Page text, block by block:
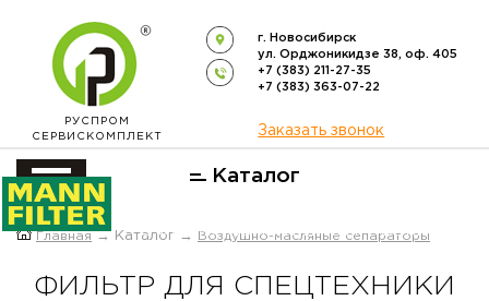
РУСПРОМ
СЕРВИСКОМПЛЕКТ
г. Новосибирск
ул. Орджоникидзе 38, оф. 405
+7 (383) 211-27-35
+7 (383) 363-07-22
Заказать звонок
Каталог
ОФИЦИАЛЬНЫЙ ДИСТРИБЬЮТОР
Главная → Каталог → Воздушно-масляные сепараторы
ФИЛЬТР ДЛЯ СПЕЦТЕХНИКИ